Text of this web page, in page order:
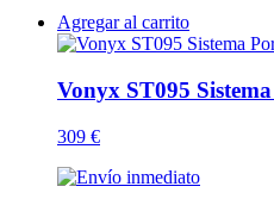
Agregar al carrito
Vonyx ST095
309 €